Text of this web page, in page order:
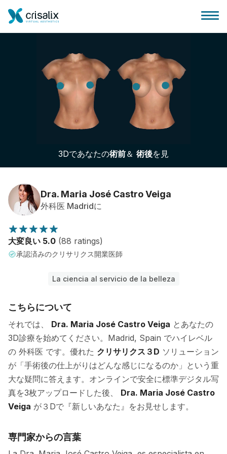
外科医ホーム
3Dビジネスプラットフォーム
サブスクリプションプラン
患者様のレビュー
3Dであなたの術前＆ 術後を見
Dra. Maria José Castro Veiga
外科医 Madridに
大変良い 5.0 (88 ratings)
承認済みのクリサリクス開業医師
La ciencia al servicio de la belleza
こちらについて
それでは、 Dra. Maria José Castro Veiga とあなたの
3D診療を始めてください。Madrid, Spain でハイレベル
の 外科医 です。優れた クリサリクス３D ソリューション
が「手術後の仕上がりはどんな感じになるのか」という重
大な疑問に答えます。オンラインで安全に標準デジタル写
真を3枚アップロードした後、 Dra. Maria José Castro
Veiga が３Dで『新しいあなた』をお見せします。
専門家からの言葉